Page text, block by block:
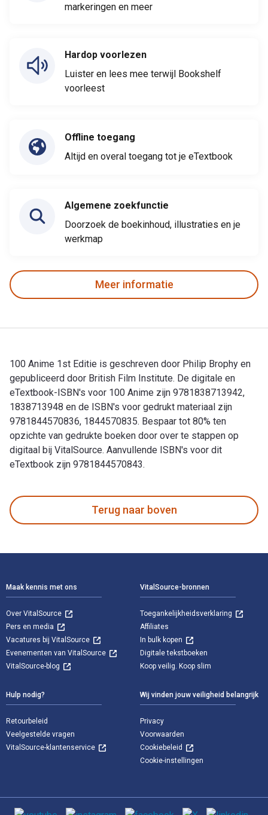
markeringen en meer
Hardop voorlezen
Luister en lees mee terwijl Bookshelf
voorleest
Offline toegang
Altijd en overal toegang tot je eTextbook
Algemene zoekfunctie
Doorzoek de boekinhoud, illustraties en je
werkmap
Meer informatie
100 Anime 1st Editie is geschreven door Philip Brophy en
gepubliceerd door British Film Institute. De digitale en
eTextbook-ISBN's voor 100 Anime zijn 9781838713942,
1838713948 en de ISBN's voor gedrukt materiaal zijn
9781844570836, 1844570835. Bespaar tot 80% ten
opzichte van gedrukte boeken door over te stappen op
digitaal bij VitalSource. Aanvullende ISBN's voor dit
eTextbook zijn 9781844570843.
Terug naar boven
Maak kennis met ons
Over VitalSource
Pers en media
Vacatures bij VitalSource
Evenementen van VitalSource
VitalSource-blog
VitalSource-bronnen
Toegankelijkheidsverklaring
Affiliates
In bulk kopen
Digitale tekstboeken
Koop veilig. Koop slim
Hulp nodig?
Retourbeleid
Veelgestelde vragen
VitalSource-klantenservice
Wij vinden jouw veiligheid belangrijk
Privacy
Voorwaarden
Cookiebeleid
Cookie-instellingen